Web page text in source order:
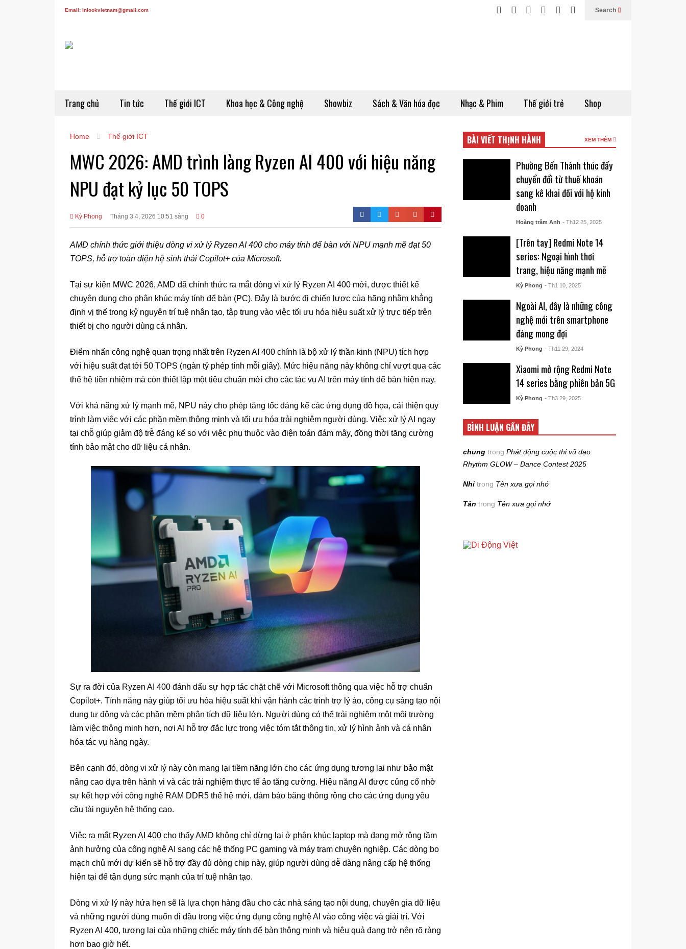
Email: inlookvietnam@gmail.com Search
Trang chủ Tin tức Thế giới ICT Khoa học & Công nghệ Showbiz Sách & Văn hóa đọc Nhạc & Phim Thế giới trẻ Shop
Home Thế giới ICT
MWC 2026: AMD trình làng Ryzen AI 400 với hiệu năng
NPU đạt kỷ lục 50 TOPS
Kỳ Phong Tháng 3 4, 2026 10:51 sáng 0
AMD chính thức giới thiệu dòng vi xử lý Ryzen AI 400 cho máy tính để bàn với NPU mạnh mẽ đạt 50
TOPS, hỗ trợ toàn diện hệ sinh thái Copilot+ của Microsoft.
Tại sự kiện MWC 2026, AMD đã chính thức ra mắt dòng vi xử lý Ryzen AI 400 mới, được thiết kế
chuyên dụng cho phân khúc máy tính để bàn (PC). Đây là bước đi chiến lược của hãng nhằm khẳng
định vị thế trong kỷ nguyên trí tuệ nhân tạo, tập trung vào việc tối ưu hóa hiệu suất xử lý trực tiếp trên
thiết bị cho người dùng cá nhân.
Điểm nhấn công nghệ quan trọng nhất trên Ryzen AI 400 chính là bộ xử lý thần kinh (NPU) tích hợp
với hiệu suất đạt tới 50 TOPS (ngàn tỷ phép tính mỗi giây). Mức hiệu năng này không chỉ vượt qua các
thế hệ tiền nhiệm mà còn thiết lập một tiêu chuẩn mới cho các tác vụ AI trên máy tính để bàn hiện nay.
Với khả năng xử lý mạnh mẽ, NPU này cho phép tăng tốc đáng kể các ứng dụng đồ họa, cải thiện quy
trình làm việc với các phần mềm thông minh và tối ưu hóa trải nghiệm người dùng. Việc xử lý AI ngay
tại chỗ giúp giảm độ trễ đáng kể so với việc phụ thuộc vào điện toán đám mây, đồng thời tăng cường
tính bảo mật cho dữ liệu cá nhân.
Sự ra đời của Ryzen AI 400 đánh dấu sự hợp tác chặt chẽ với Microsoft thông qua việc hỗ trợ chuẩn
Copilot+. Tính năng này giúp tối ưu hóa hiệu suất khi vận hành các trình trợ lý ảo, công cụ sáng tạo nội
dung tự động và các phần mềm phân tích dữ liệu lớn. Người dùng có thể trải nghiệm một môi trường
làm việc thông minh hơn, nơi AI hỗ trợ đắc lực trong việc tóm tắt thông tin, xử lý hình ảnh và cá nhân
hóa tác vụ hàng ngày.
Bên cạnh đó, dòng vi xử lý này còn mang lại tiềm năng lớn cho các ứng dụng tương lai như bảo mật
nâng cao dựa trên hành vi và các trải nghiệm thực tế ảo tăng cường. Hiệu năng AI được củng cố nhờ
sự kết hợp với công nghệ RAM DDR5 thế hệ mới, đảm bảo băng thông rộng cho các ứng dụng yêu
cầu tài nguyên hệ thống cao.
Việc ra mắt Ryzen AI 400 cho thấy AMD không chỉ dừng lại ở phân khúc laptop mà đang mở rộng tầm
ảnh hưởng của công nghệ AI sang các hệ thống PC gaming và máy trạm chuyên nghiệp. Các dòng bo
mạch chủ mới dự kiến sẽ hỗ trợ đầy đủ dòng chip này, giúp người dùng dễ dàng nâng cấp hệ thống
hiện tại để tận dụng sức mạnh của trí tuệ nhân tạo.
Dòng vi xử lý này hứa hẹn sẽ là lựa chọn hàng đầu cho các nhà sáng tạo nội dung, chuyên gia dữ liệu
và những người dùng muốn đi đầu trong việc ứng dụng công nghệ AI vào công việc và giải trí. Với
Ryzen AI 400, tương lai của những chiếc máy tính để bàn thông minh và hiệu quả đang trở nên rõ ràng
hơn bao giờ hết.
BÀI VIẾT THỊNH HÀNH XEM THÊM
Phường Bến Thành thúc đẩy
chuyển đổi từ thuế khoán
sang kê khai đối với hộ kinh
doanh
Hoàng trâm Anh - Th12 25, 2025
[Trên tay] Redmi Note 14
series: Ngoại hình thơi
trang, hiệu năng mạnh mẽ
Kỳ Phong - Th1 10, 2025
Ngoài AI, đây là những công
nghệ mới trên smartphone
đáng mong đợi
Kỳ Phong - Th11 29, 2024
Xiaomi mở rộng Redmi Note
14 series bằng phiên bản 5G
Kỳ Phong - Th3 29, 2025
BÌNH LUẬN GẦN ĐÂY
chung trongPhát động cuộc thi vũ đạo
Rhythm GLOW – Dance Contest 2025
Nhi trong Tên xưa gọi nhớ
Tân trong Tên xưa gọi nhớ